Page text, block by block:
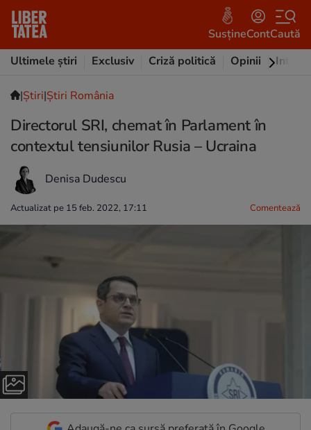
SusțineContCaută
Ultimele știri
Exclusiv Criză politică Opinii
|Ştiri|Știri România
Directorul SRI, chemat în Parlament în
contextul tensiunilor Rusia – Ucraina
Denisa Dudescu
Actualizat pe 15 feb. 2022, 17:11 Comentează